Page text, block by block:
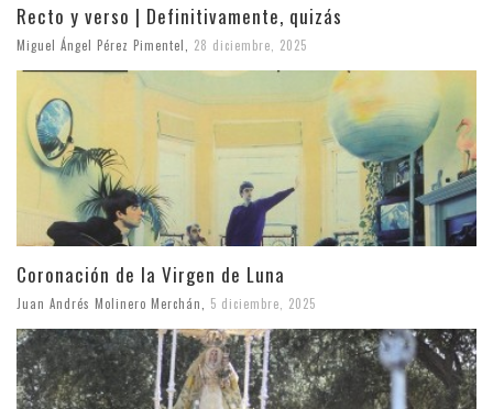
Recto y verso | Definitivamente, quizás
Miguel Ángel Pérez Pimentel 28 diciembre, 2025
Coronación de la Virgen de Luna
Juan Andrés Molinero Merchán 5 diciembre, 2025